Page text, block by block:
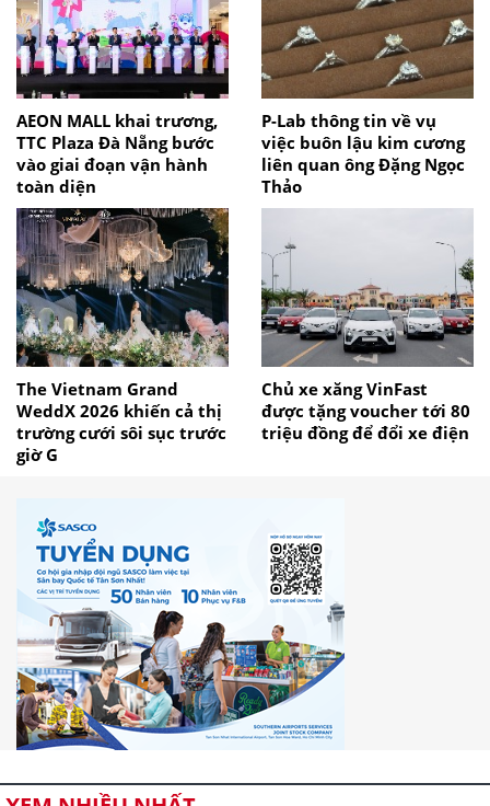
AEON MALL khai trương,
TTC Plaza Đà Nẵng bước
vào giai đoạn vận hành
toàn diện
P-Lab thông tin về vụ
việc buôn lậu kim cương
liên quan ông Đặng Ngọc
Thảo
The Vietnam Grand
WeddX 2026 khiến cả thị
trường cưới sôi sục trước
giờ G
Chủ xe xăng VinFast
được tặng voucher tới 80
triệu đồng để đổi xe điện